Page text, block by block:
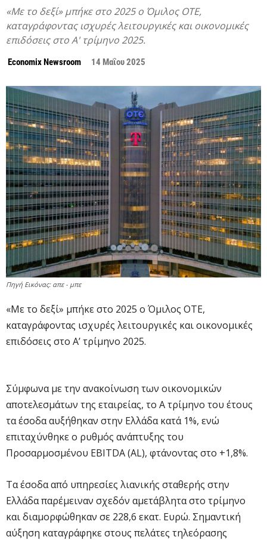
«Με το δεξί» μπήκε στο 2025 ο Όμιλος ΟΤΕ,
καταγράφοντας ισχυρές λειτουργικές και οικονομικές
επιδόσεις στο Α' τρίμηνο 2025.
Economix Newsroom 14 Μαΐου 2025
Πηγή Εικόνας: απε - μπε
«Με το δεξί» μπήκε στο 2025 ο Όμιλος ΟΤΕ,
καταγράφοντας ισχυρές λειτουργικές και οικονομικές
επιδόσεις στο Α’ τρίμηνο 2025.
Σύμφωνα με την ανακοίνωση των οικονομικών
αποτελεσμάτων της εταιρείας, το Α τρίμηνο του έτους
τα έσοδα αυξήθηκαν στην Ελλάδα κατά 1%, ενώ
επιταχύνθηκε ο ρυθμός ανάπτυξης του
Προσαρμοσμένου EBITDA (AL), φτάνοντας στο +1,8%.
Τα έσοδα από υπηρεσίες λιανικής σταθερής στην
Ελλάδα παρέμειναν σχεδόν αμετάβλητα στο τρίμηνο
και διαμορφώθηκαν σε 228,6 εκατ. Ευρώ. Σημαντική
αύξηση καταγράφηκε στους πελάτες τηλεόρασης